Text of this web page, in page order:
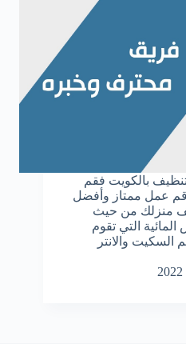
بالكويت فقم
عمل ممتاز وأفضل
منزلك من حيث
المائية التي تقوم
السكيت والانتر